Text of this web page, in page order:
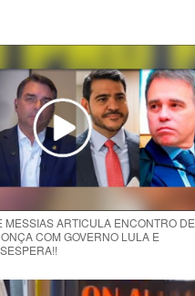
MESSIAS ARTICULA ENCONTRO DE
COM GOVERNO LULA E